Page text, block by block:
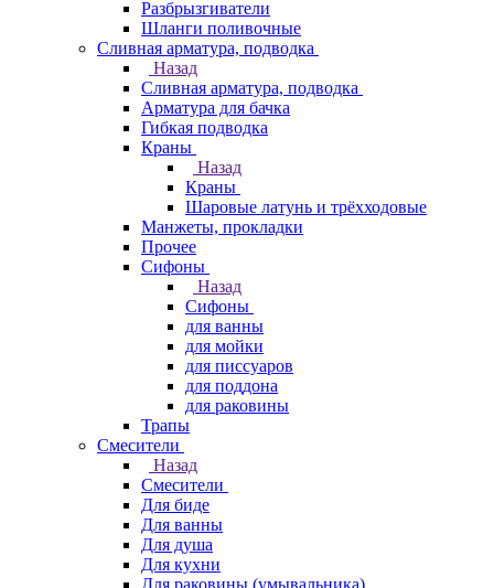
Разбрызгиватели
Шланги поливочные
Сливная арматура, подводка
Назад
Сливная арматура, подводка
Арматура для бачка
Гибкая подводка
Краны
Назад
Краны
Шаровые латунь и трёхходовые
Манжеты, прокладки
Прочее
Сифоны
Назад
Сифоны
для ванны
для мойки
для писсуаров
для поддона
для раковины
Трапы
Смесители
Назад
Смесители
Для биде
Для ванны
Для душа
Для кухни
Для раковины (умывальника)